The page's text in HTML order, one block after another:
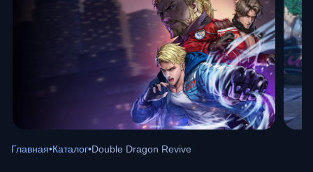
Главная•Каталог•Double Dragon Revive